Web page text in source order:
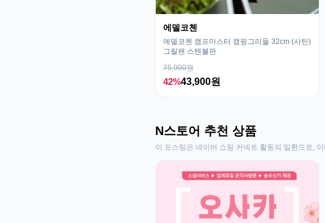
에델코첸
에델코첸 캠프마스터 캠핑그리들 32cm (사틴)
그릴팬 스텐불판
75,900원
42%43,900원
N스토어 추천 상품
이 포스팅은 네이버 쇼핑 커넥트 활동의 일환으로,